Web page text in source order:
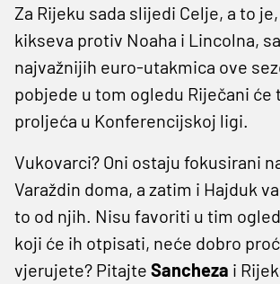
Za Rijeku sada slijedi Celje, a to
kikseva protiv Noaha i Lincolna,
najvažnijih euro-utakmica ove
pobjede u tom ogledu Riječani će
proljeća u Konferencijskoj ligi.
Vukovarci? Oni ostaju fokusirani
Varaždin doma, a zatim i Hajduk
to od njih. Nisu favoriti u tim
koji će ih otpisati, neće dobro
vjerujete? Pitajte Sancheza i